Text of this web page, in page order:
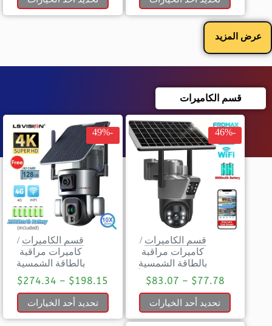
عرض المزيد
قسم الكاميرات
-46%
قسم الكاميرات /
كاميرات مراقبة
بالطاقة الشمسية
$77.78
–
$83.07
تحديد أحد الخيارات
-49%
قسم الكاميرات /
كاميرات مراقبة
بالطاقة الشمسية
$198.15
–
$274.34
تحديد أحد الخيارات